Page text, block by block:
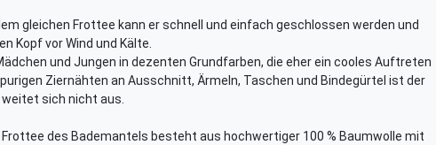
gleichen Frottee kann er schnell und einfach geschlossen werden und
Kopf vor Wind und Kälte.
und Jungen in dezenten Grundfarben, die eher ein cooles Auftreten
Ziernähten an Ausschnitt, Ärmeln, Taschen und Bindegürtel ist der
sich nicht aus.
des Bademantels besteht aus hochwertiger 100 % Baumwolle mit